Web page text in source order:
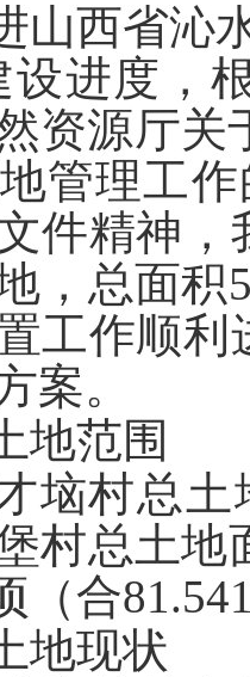
山西省沁
设进度，
资源厅
管理工
件精神
，总面
工作顺利
案。
地范围
垴村总土
村总土地
（合
地现状